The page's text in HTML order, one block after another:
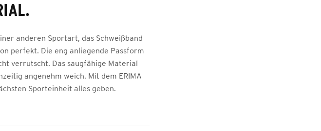
anderen Sportart, das Schweißband
perfekt. Die eng anliegende Passform
verrutscht. Das saugfähige Material
angenehm weich. Mit dem ERIMA
Sporteinheit alles geben.